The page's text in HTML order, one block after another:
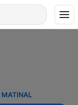
MATINAL